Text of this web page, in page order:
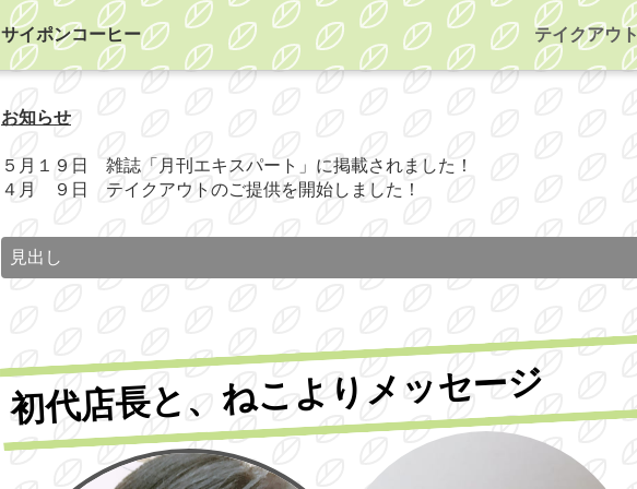
サイポンコーヒー テイクアウト
お知らせ
５月１９日 雑誌「月刊エキスパート」に掲載されました！
４月 ９日 テイクアウトのご提供を開始しました！
見出し
初代店長と、ねこよりメッセージ